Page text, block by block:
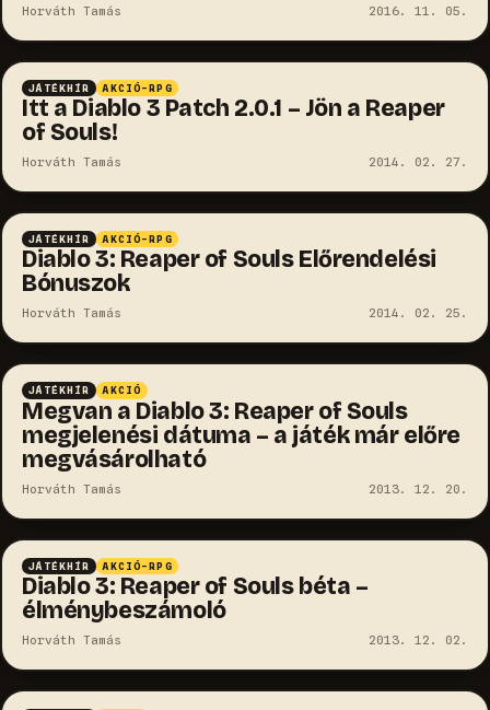
Horváth Tamás 2016. 11. 05.
JÁTÉKHÍR AKCIÓ-RPG
Itt a Diablo 3 Patch 2.0.1 – Jön a Reaper
of Souls!
Horváth Tamás 2014. 02. 27.
JÁTÉKHÍR AKCIÓ-RPG
Diablo 3: Reaper of Souls Előrendelési
Bónuszok
Horváth Tamás 2014. 02. 25.
JÁTÉKHÍR AKCIÓ
Megvan a Diablo 3: Reaper of Souls
megjelenési dátuma – a játék már előre
megvásárolható
Horváth Tamás 2013. 12. 20.
JÁTÉKHÍR AKCIÓ-RPG
Diablo 3: Reaper of Souls béta –
élménybeszámoló
Horváth Tamás 2013. 12. 02.